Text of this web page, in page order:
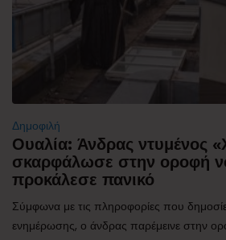
Δημοφιλή
Ουαλία: Άνδρας ντυμένος
σκαρφάλωσε στην οροφή
προκάλεσε πανικό
Σύμφωνα με τις πληροφορίες που
ενημέρωσης, ο άνδρας παρέμεινε στην